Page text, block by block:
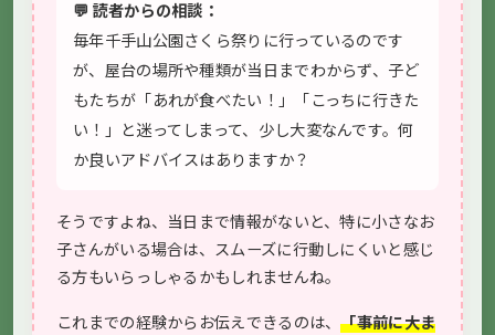
💬 読者からの相談：
毎年千手山公園さくら祭りに行っているのです
が、屋台の場所や種類が当日までわからず、子ど
もたちが「あれが食べたい！」「こっちに行きた
い！」と迷ってしまって、少し大変なんです。何
か良いアドバイスはありますか？
そうですよね、当日まで情報がないと、特に小さなお
子さんがいる場合は、スムーズに行動しにくいと感じ
る方もいらっしゃるかもしれませんね。
これまでの経験からお伝えできるのは、「事前に大ま